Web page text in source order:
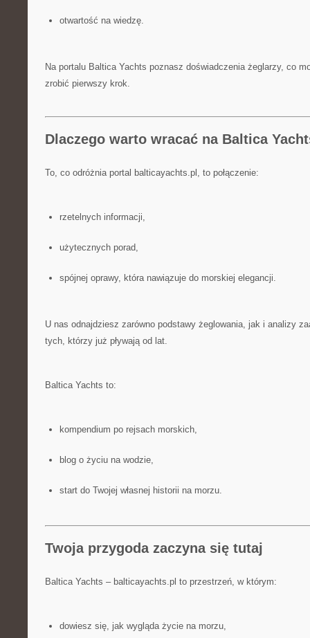
otwartość na wiedzę.
Na portalu Baltica Yachts poznasz doświadczenia żeglarzy, co
zrobić pierwszy krok.
Dlaczego warto wracać na Baltica
To, co odróżnia portal balticayachts.pl, to połączenie:
rzetelnych informacji,
użytecznych porad,
spójnej oprawy, która nawiązuje do morskiej elegancji.
U nas odnajdziesz zarówno podstawy żeglowania, jak i analizy
tych, którzy już pływają od lat.
Baltica Yachts to:
kompendium po rejsach morskich,
blog o życiu na wodzie,
start do Twojej własnej historii na morzu.
Twoja przygoda zaczyna się tutaj
Baltica Yachts – balticayachts.pl to przestrzeń, w którym:
dowiesz się, jak wygląda życie na morzu,